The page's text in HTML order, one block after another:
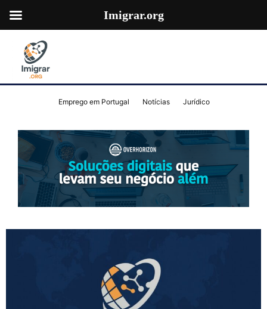
Emprego em Portugal Notícias Jurídico
Imigrar.org